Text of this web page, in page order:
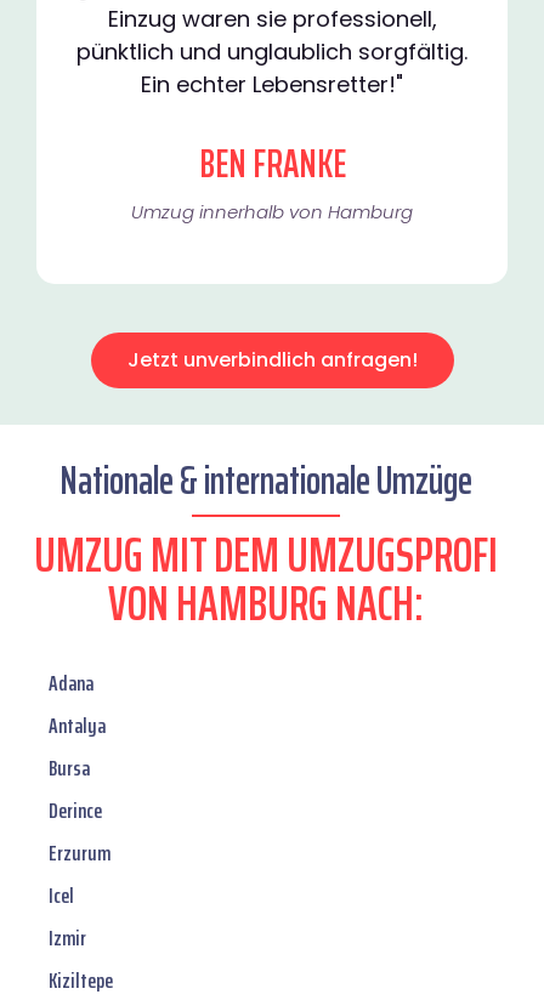
Einzug waren sie professionell,
pünktlich und unglaublich sorgfältig.
Ein echter Lebensretter!"
BEN FRANKE
Umzug innerhalb von Hamburg​
Jetzt unverbindlich anfragen!
Nationale & internationale Umzüge
UMZUG MIT DEM UMZUGSPROFI
VON HAMBURG NACH:
Adana
Antalya
Bursa
Derince
Erzurum
Icel
Izmir
Kiziltepe